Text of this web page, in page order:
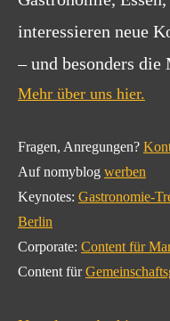
interessieren neue
– und besonders die
Mehr über uns hier.
Fragen, Anregungen?
Auf nomyblog werben
Keynotes: Gastronomie-
Berlin
Corporate: Content für
Content für